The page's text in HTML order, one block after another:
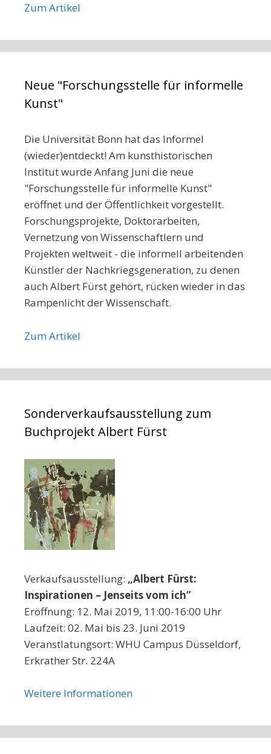
Zum Artikel
Neue "Forschungsstelle für informelle
Kunst"
Die Universität Bonn hat das Informel
(wieder)entdeckt! Am kunsthistorischen
Institut wurde Anfang Juni die neue
"Forschungsstelle für informelle Kunst"
eröffnet und der Öffentlichkeit vorgestellt.
Forschungsprojekte, Doktorarbeiten,
Vernetzung von Wissenschaftlern und
Projekten weltweit - die informell arbeitenden
Künstler der Nachkriegsgeneration, zu denen
auch Albert Fürst gehört, rücken wieder in das
Rampenlicht der Wissenschaft.
Zum Artikel
Sonderverkaufsausstellung zum
Buchprojekt Albert Fürst
Verkaufsausstellung: „Albert Fürst:
Inspirationen – Jenseits vom ich”
Eröffnung: 12. Mai 2019, 11:00-16:00 Uhr
Laufzeit: 02. Mai bis 23. Juni 2019
Veranstlatungsort: WHU Campus Düsseldorf,
Erkrather Str. 224A
Weitere Informationen